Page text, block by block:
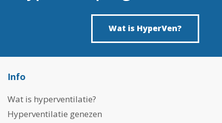
Wat is HyperVen?
Info
Wat is hyperventilatie?
Hyperventilatie genezen